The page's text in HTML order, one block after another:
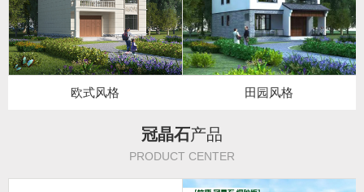
欧式风格 田园风格
冠晶石产品
PRODUCT CENTER